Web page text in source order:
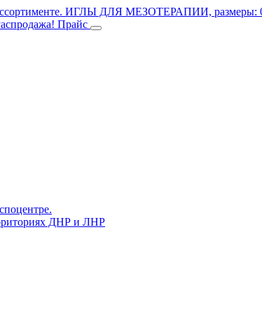
ИГЛЫ ДЛЯ МЕЗОТЕРАПИИ, размеры:
Прайс
ДНР и ЛНР